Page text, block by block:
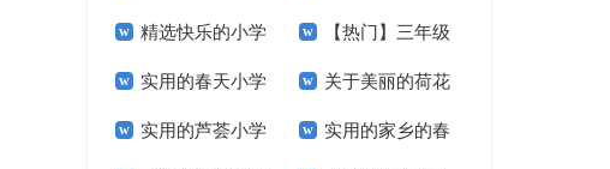
作文300字三篇 学作文300字3篇
精选快乐的小学
作文600字十篇
【热门】三年级
叙事作文300字集锦
9篇
实用的春天小学
作文300字3篇
关于美丽的荷花
小学作文合集5篇
实用的芦荟小学 实用的家乡的春